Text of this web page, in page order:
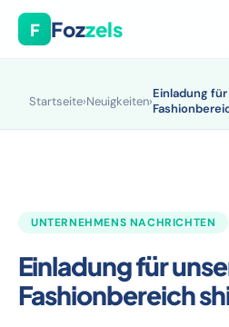
F Fozzels
Startseite›Neuigkeiten›Einladung
UNTERNEHMENS NACHRICHTEN
Einladung für
Fashionbereich